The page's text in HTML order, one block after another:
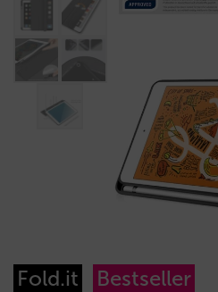
Fold.it Bestseller